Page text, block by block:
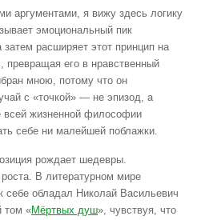
аргументами, я вижу здесь логику
эмоциональный пик
расширяет этот принцип на
его в нравственный
мною, потому что он
с «точкой» — не эпизод, а
всей жизненной философии
себе ни малейшей поблажки.
рождает шедевры.
В литературном мире
себе обладал Николай Васильевич
том «Мёртвых душ», чувствуя, что